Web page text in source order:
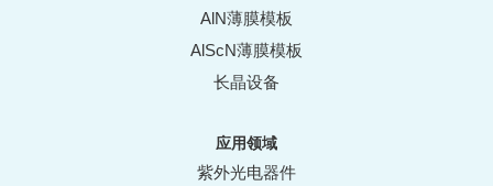
AlN薄膜模板
AlScN薄膜模板
长晶设备
应用领域
紫外光电器件